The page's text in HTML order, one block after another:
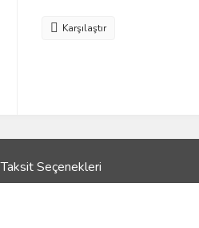
Karşılaştır
Taksit Seçenekleri